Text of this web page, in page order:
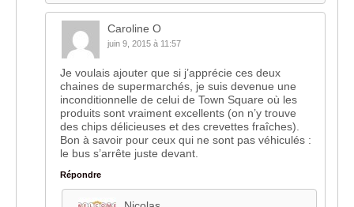
Caroline O
juin 9, 2015 à 11:57
Je voulais ajouter que si j’apprécie ces deux
chaines de supermarchés, je suis devenue une
inconditionnelle de celui de Town Square où les
produits sont vraiment excellents (on n’y trouve
des chips délicieuses et des crevettes fraîches).
Bon à savoir pour ceux qui ne sont pas véhiculés :
le bus s’arrête juste devant.
Répondre